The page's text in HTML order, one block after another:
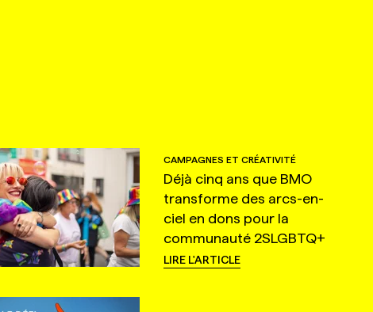
CAMPAGNES ET CRÉATIVITÉ
Déjà cinq ans que BMO
transforme des arcs-en-
ciel en dons pour la
communauté 2SLGBTQ+
LIRE L'ARTICLE